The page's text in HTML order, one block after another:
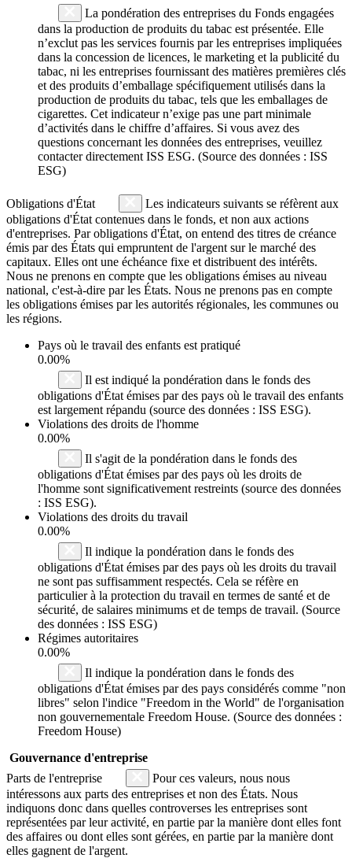
La pondération des entreprises du Fonds engagées
dans la production de produits du tabac est présentée. Elle
n’exclut pas les services fournis par les entreprises impliquées
dans la concession de licences, le marketing et la publicité du
tabac, ni les entreprises fournissant des matières premières clés
et des produits d’emballage spécifiquement utilisés dans la
production de produits du tabac, tels que les emballages de
cigarettes. Cet indicateur n’exige pas une part minimale
d’activités dans le chiffre d’affaires. Si vous avez des
questions concernant les données des entreprises, veuillez
contacter directement ISS ESG. (Source des données : ISS
ESG)
Obligations d'État
Les indicateurs suivants se réfèrent aux
obligations d'État contenues dans le fonds, et non aux actions
d'entreprises. Par obligations d'État, on entend des titres de créance
émis par des États qui empruntent de l'argent sur le marché des
capitaux. Elles ont une échéance fixe et distribuent des intérêts.
Nous ne prenons en compte que les obligations émises au niveau
national, c'est-à-dire par les États. Nous ne prenons pas en compte
les obligations émises par les autorités régionales, les communes ou
les régions.
Pays où le travail des enfants est pratiqué
0.00%
Il est indiqué la pondération dans le fonds des
obligations d'État émises par des pays où le travail des enfants
est largement répandu (source des données : ISS ESG).
Violations des droits de l'homme
0.00%
Il s'agit de la pondération dans le fonds des
obligations d'État émises par des pays où les droits de
l'homme sont significativement restreints (source des données
: ISS ESG).
Violations des droits du travail
0.00%
Il indique la pondération dans le fonds des
obligations d'État émises par des pays où les droits du travail
ne sont pas suffisamment respectés. Cela se réfère en
particulier à la protection du travail en termes de santé et de
sécurité, de salaires minimums et de temps de travail. (Source
des données : ISS ESG)
Régimes autoritaires
0.00%
Il indique la pondération dans le fonds des
obligations d'État émises par des pays considérés comme "non
libres" selon l'indice "Freedom in the World" de l'organisation
non gouvernementale Freedom House. (Source des données :
Freedom House)
Gouvernance d'entreprise
Parts de l'entreprise
Pour ces valeurs, nous nous
intéressons aux parts des entreprises et non des États. Nous
indiquons donc dans quelles controverses les entreprises sont
représentées par leur activité, en partie par la manière dont elles font
des affaires ou dont elles sont gérées, en partie par la manière dont
elles gagnent de l'argent.